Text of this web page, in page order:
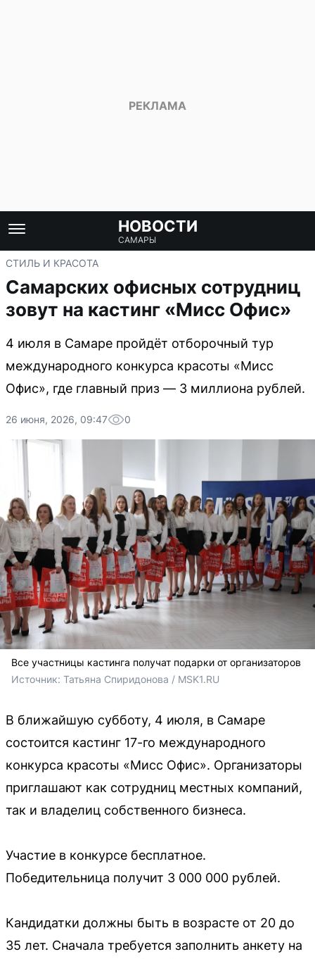
НОВОСТИ
САМАРЫ
СТИЛЬ И КРАСОТА
Самарских офисных сотрудниц
зовут на кастинг «Мисс Офис»
4 июля в Самаре пройдёт отборочный тур
международного конкурса красоты «Мисс
Офис», где главный приз — 3 миллиона рублей.
26 июня, 2026, 09:47 0
Все участницы кастинга получат подарки от организаторов
Источник: Татьяна Спиридонова / MSK1.RU
В ближайшую субботу, 4 июля, в Самаре
состоится кастинг 17-го международного
конкурса красоты «Мисс Офис». Организаторы
приглашают как сотрудниц местных компаний,
так и владелиц собственного бизнеса.
Участие в конкурсе бесплатное.
Победительница получит 3 000 000 рублей.
Кандидатки должны быть в возрасте от 20 до
35 лет. Сначала требуется заполнить анкету на